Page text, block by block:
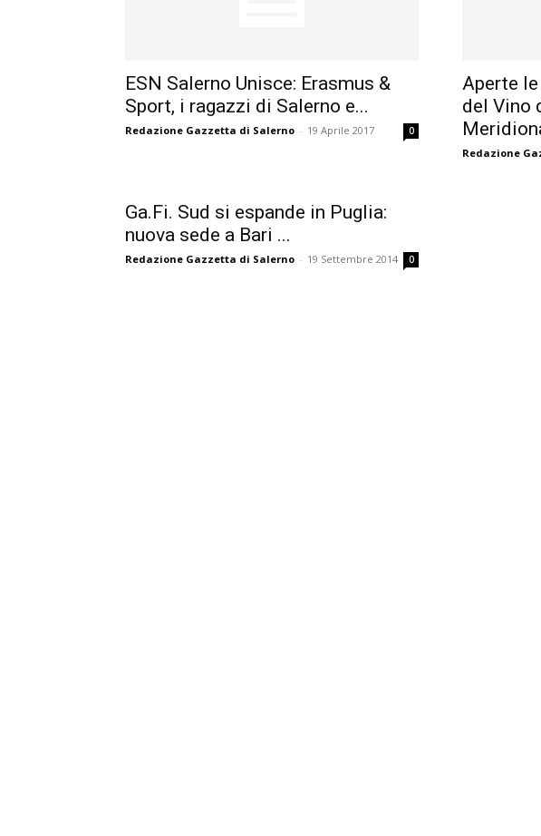
ESN Salerno Unisce: Erasmus &
Sport, i ragazzi di Salerno e...
Redazione Gazzetta di Salerno - 19 Aprile 2017 0
Aperte
del Vino
Redazione
Ga.Fi. Sud si espande in Puglia:
nuova sede a Bari ...
Redazione Gazzetta di Salerno - 19 Settembre 2014 0